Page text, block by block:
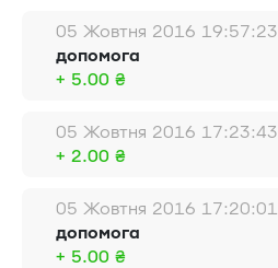
05 Жовтня 2016 19:57:23
допомога
+ 5.00 ₴
05 Жовтня 2016 17:23:43
+ 2.00 ₴
05 Жовтня 2016 17:20:01
допомога
+ 5.00 ₴